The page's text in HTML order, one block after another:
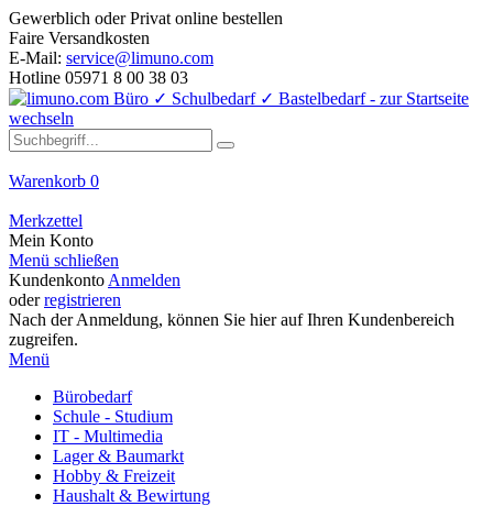
Gewerblich oder Privat online bestellen
Faire Versandkosten
E-Mail: service@limuno.com
Hotline 05971 8 00 38 03
Warenkorb 0
Merkzettel
Mein Konto
Menü schließen
Kundenkonto Anmelden
oderregistrieren
Nach der Anmeldung, können Sie hier auf Ihren Kundenbereich
zugreifen.
Menü
Bürobedarf
Schule - Studium
IT - Multimedia
Lager & Baumarkt
Hobby & Freizeit
Haushalt & Bewirtung